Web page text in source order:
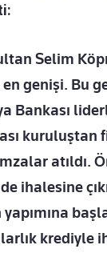
Selim
en genişi. Bu
Bankası
kuruluştan
atıldı.
ihalesine
krediyle